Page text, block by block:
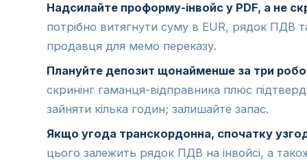
Надсилайте проформу-інвойс у PDF, а не
потрібно витягнути суму в EUR, рядок ПДВ та
продавця для мемо переказу.
Плануйте депозит щонайменше за три
скринінг гаманця-відправника плюс
зайняти кілька годин; залишайте запас.
Якщо угода транскордонна, спочатку
цього залежить рядок ПДВ на інвойсі, а